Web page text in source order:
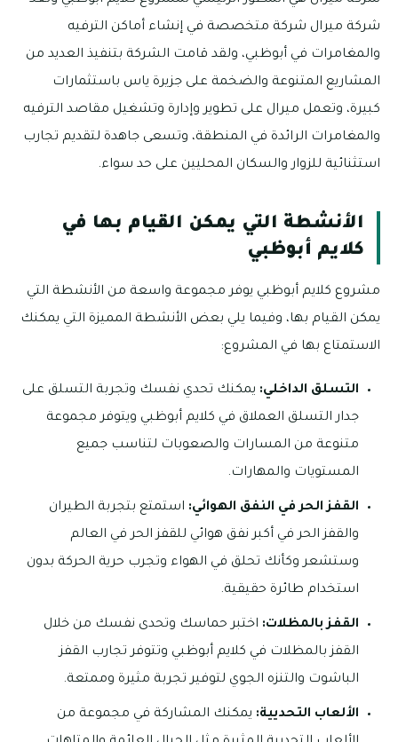
شركة ميرال شركة متخصصة في إنشاء أماكن الترفيه
والمغامرات في أبوظبي، ولقد قامت الشركة بتنفيذ العديد من
المشاريع المتنوعة والضخمة على جزيرة ياس باستثمارات
كبيرة، وتعمل ميرال على تطوير وإدارة وتشغيل مقاصد الترفيه
والمغامرات الرائدة في المنطقة، وتسعى جاهدة لتقديم تجارب
استثنائية للزوار والسكان المحليين على حد سواء.
الأنشطة التي يمكن القيام بها في
كلايم أبوظبي
مشروع كلايم أبوظبي يوفر مجموعة واسعة من الأنشطة التي
يمكن القيام بها، وفيما يلي بعض الأنشطة المميزة التي يمكنك
الاستمتاع بها في المشروع:
التسلق الداخلي: يمكنك تحدي نفسك وتجربة التسلق على
جدار التسلق العملاق في كلايم أبوظبي ويتوفر مجموعة
متنوعة من المسارات والصعوبات لتناسب جميع
المستويات والمهارات.
القفز الحر في النفق الهوائي: استمتع بتجربة الطيران
والقفز الحر في أكبر نفق هوائي للقفز الحر في العالم
وستشعر وكأنك تحلق في الهواء وتجرب حرية الحركة بدون
استخدام طائرة حقيقية.
القفز بالمظلات: اختبر حماسك وتحدى نفسك من خلال
القفز بالمظلات في كلايم أبوظبي وتتوفر تجارب القفز
الباشوت والتنزه الجوي لتوفير تجربة مثيرة وممتعة.
الألعاب التحديية: يمكنك المشاركة في مجموعة من